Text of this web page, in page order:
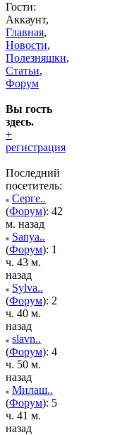
Гости:
Аккаунт,
Главная,
Новости,
Полезняшки,
Статьи,
Форум
Вы гость
здесь.
+
регистрация
Последний
посетитель:
Серге..
(Форум): 42
м. назад
Sanya..
(Форум): 1
ч. 43 м.
назад
Sylva..
(Форум): 2
ч. 40 м.
назад
slavn..
(Форум): 4
ч. 50 м.
назад
Милаш..
(Форум): 5
ч. 41 м.
назад